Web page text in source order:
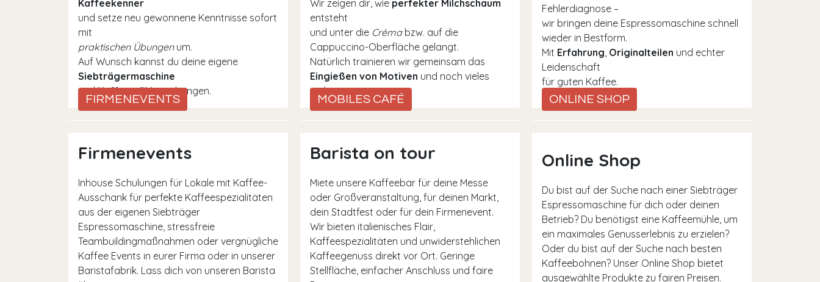
Kaffeekenner
und setze neu gewonnene Kenntnisse sofort
mit
praktischen Übungenum.
Auf Wunsch kannst du deine eigene
Siebträgermaschine
undKaffeemühlemitbringen.
Wir zeigen dir, wie perfekter Milchschaum
entsteht
und unter die Crémabzw. auf die
Cappuccino-Oberfläche gelangt.
Natürlich trainieren wir gemeinsam das
Eingießen von Motiven und noch vieles
mehr.
Fehlerdiagnose –
wir bringen deine Espressomaschine schnell
wieder in Bestform.
Mit Erfahrung, Originalteilen und echter
Leidenschaft
für guten Kaffee.
FIRMENEVENTS
MOBILES CAFÉ ONLINE SHOP
Firmenevents
Inhouse Schulungen für Lokale mit Kaffee-
Ausschank für perfekte Kaffeespezialitäten
aus der eigenen Siebträger
Espressomaschine, stressfreie
Teambuildingmaßnahmen oder vergnügliche
Kaffee Events in eurer Firma oder in unserer
Baristafabrik. Lass dich von unseren Barista
Barista on tour
Miete unsere Kaffeebar für deine Messe
oder Großveranstaltung, für deinen Markt,
dein Stadtfest oder für dein Firmenevent.
Wir bieten italienisches Flair,
Kaffeespezialitäten und unwiderstehlichen
Kaffeegenuss direkt vor Ort. Geringe
Stellfläche, einfacher Anschluss und faire
Online Shop
Du bist auf der Suche nach einer Siebträger
Espressomaschine für dich oder deinen
Betrieb? Du benötigst eine Kaffeemühle, um
ein maximales Genusserlebnis zu erzielen?
Oder du bist auf der Suche nach besten
Kaffeebohnen? Unser Online Shop bietet
ausgewählte Produkte zu fairen Preisen.